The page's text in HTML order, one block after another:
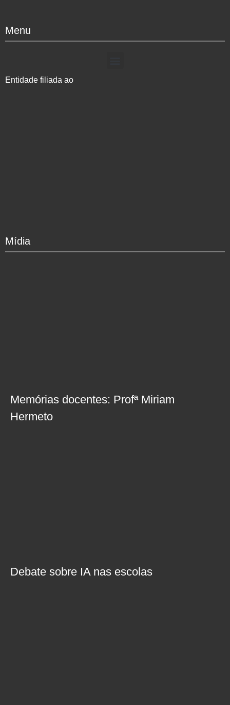
Menu
Entidade filiada ao
Mídia
Memórias docentes: Profª Miriam
Hermeto
Debate sobre IA nas escolas